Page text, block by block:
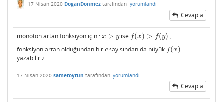
17 Nisan 2020 DoganDonmez tarafından yorumlandı
Cevapla
monoton artan fonksiyon için : x > y
x> y ise f(x) > f(y)
f(x)>f y)
,
fonksiyon artan olduğundan bir c
csayısından da büyük f(x)
f(x)
yazabiliriz
17 Nisan 2020 sametoytun tarafından yorumlandı
Cevapla